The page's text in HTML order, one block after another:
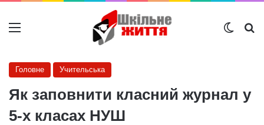
Меню
Головне Учительська
Як заповнити класний журнал у
5-х класах НУШ